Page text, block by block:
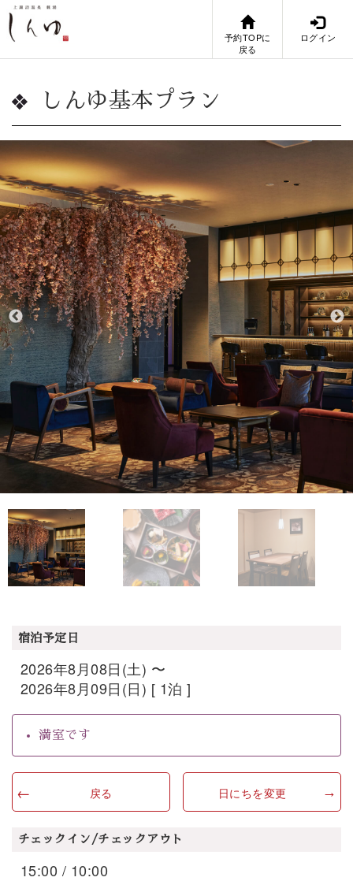
予約TOPに
戻る
ログイン
しんゆ基本プラン
宿泊予定日
2026年8月08日(土) 〜
2026年8月09日(日) [ 1泊 ]
満室です
戻る 日にちを変更
チェックイン/チェックアウト
15:00 / 10:00